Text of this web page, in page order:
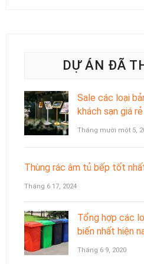
DỰ ÁN ĐÃ
Sale các loại
khách sạn giá
Tháng mười một 5,
Thùng rác âm tủ bếp tốt
Tháng 6 17, 2024
Tổng hợp các
biến nhất hiện
Tháng 6 9, 2020